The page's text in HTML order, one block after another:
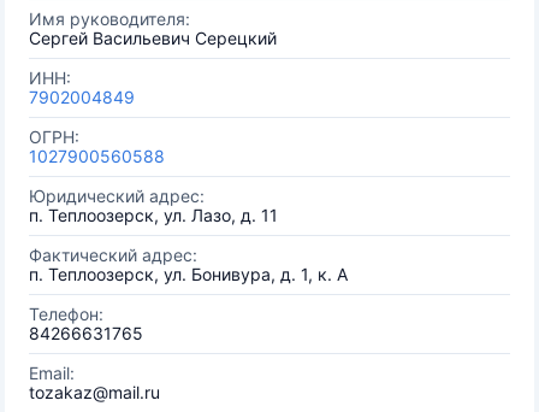
Имя руководителя:
Сергей Васильевич Серецкий
ИНН:
7902004849
ОГРН:
1027900560588
Юридический адрес:
п. Теплоозерск, ул. Лазо, д. 11
Фактический адрес:
п. Теплоозерск, ул. Бонивура, д. 1, к. А
Телефон:
84266631765
Email:
tozakaz@mail.ru